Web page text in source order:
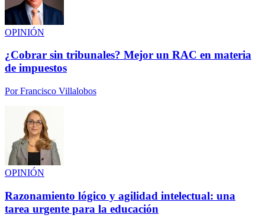
OPINIÓN
¿Cobrar sin tribunales? Mejor un RAC en materia
de impuestos
PorFrancisco Villalobos
OPINIÓN
Razonamiento lógico y agilidad intelectual: una
tarea urgente para la educación